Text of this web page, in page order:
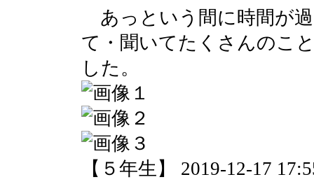
あっという間に時間が
て・聞いてたくさんのこ
した。
【５年生】 2019-12-17